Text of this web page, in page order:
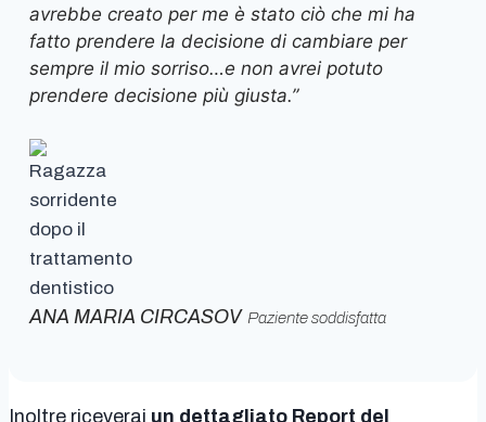
avrebbe creato per me è stato ciò che mi ha
fatto prendere la decisione di cambiare per
sempre il mio sorriso…e non avrei potuto
prendere decisione più giusta.”
ANA MARIA CIRCASOV Paziente soddisfatta
Inoltre riceverai un dettagliato Report del